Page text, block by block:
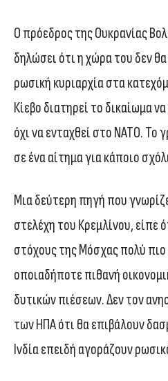
Ο πρόεδρος της Ουκρανίας
δηλώσει ότι η χώρα του δεν
ρωσική κυριαρχία στα
Κίεβο διατηρεί το δικαίωμα
όχι να ενταχθεί στο ΝΑΤΟ. Το
σε ένα αίτημα για κάποιο
Μια δεύτερη πηγή που
στελέχη του Κρεμλίνου, είπε
στόχους της Μόσχας πολύ
οποιαδήποτε πιθανή
δυτικών πιέσεων. Δεν τον
των ΗΠΑ ότι θα επιβάλουν
Ινδία επειδή αγοράζουν